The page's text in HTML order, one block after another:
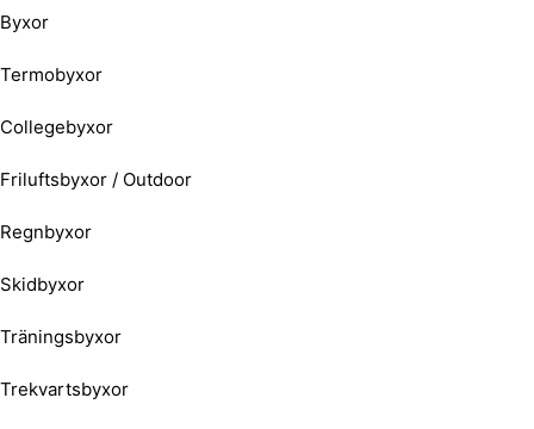
Byxor
Termobyxor
Collegebyxor
Friluftsbyxor / Outdoor
Regnbyxor
Skidbyxor
Träningsbyxor
Trekvartsbyxor